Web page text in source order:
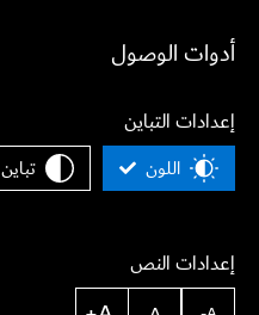
أدوات الوصول
إعدادات التباين
اللون تباين
إعدادات النص